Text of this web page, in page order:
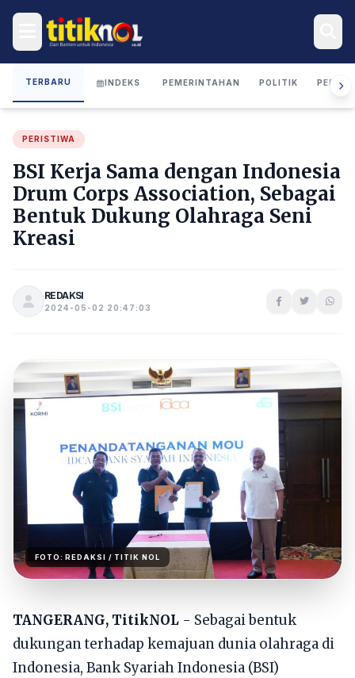
TERBARU INDEKS PEMERINTAHAN POLITIK
PERISTIWA
BSI Kerja Sama dengan Indonesia
Drum Corps Association, Sebagai
Bentuk Dukung Olahraga Seni
Kreasi
REDAKSI
2024-05-02 20:47:03
FOTO:REDAKSI / TITIK NOL
TANGERANG, TitikNOL - Sebagai bentuk
dukungan terhadap kemajuan dunia olahraga di
Indonesia, Bank Syariah Indonesia (BSI)